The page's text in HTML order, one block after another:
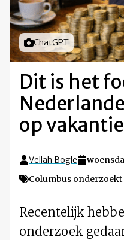
Foto door
ChatGPT
Dit is het
op vakantie
Vellah Bogle
Columbus onderzoekt
Recentelijk
onderzoek